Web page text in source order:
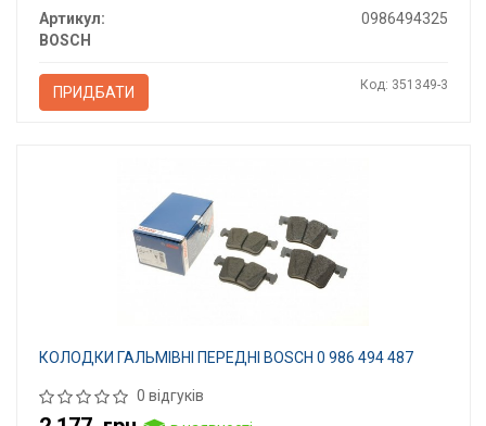
Артикул:
0986494325
BOSCH
ПРИДБАТИ Код: 351349-3
КОЛОДКИ ГАЛЬМІВНІ ПЕРЕДНІ BOSCH 0 986 494 487
0 відгуків